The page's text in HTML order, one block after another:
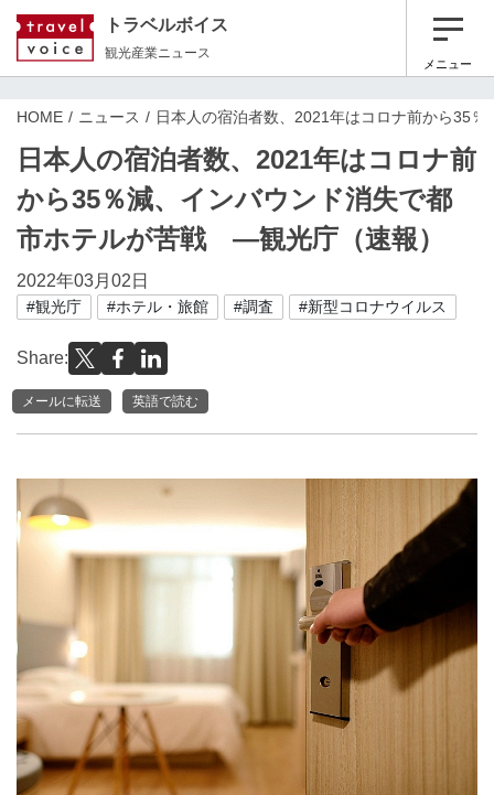
トラベルボイス
観光産業ニュース
メニュー
HOME ニュース 日本人の宿泊者数、2021年はコロナ前から35
日本人の宿泊者数、2021年はコロナ前
から35％減、インバウンド消失で都
市ホテルが苦戦 ―観光庁（速報）
2022年03月02日
#観光庁 #ホテル・旅館 #調査 #新型コロナウイルス
Share:
メールに転送 英語で読む